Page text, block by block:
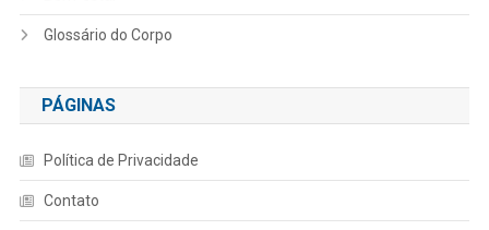
Glossário do Corpo
PÁGINAS
Política de Privacidade
Contato